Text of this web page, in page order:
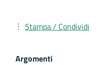
Stampa / Condividi
Argomenti